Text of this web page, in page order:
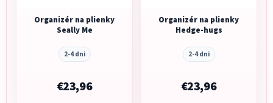
Organizér na plienky
Seally Me
2-4 dni
€23,96
Organizér na plienky
Hedge-hugs
2-4 dni
€23,96